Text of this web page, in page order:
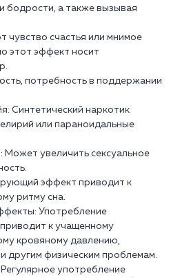
бодрости, а также вызывая
счастья или мнимое
этот эффект носит
потребность в поддержании
Синтетический наркотик
или параноидальные
Может увеличить сексуальное
эффект приводит к
ритму сна.
Употребление
к учащенному
кровяному давлению,
другим физическим проблемам.
употребление